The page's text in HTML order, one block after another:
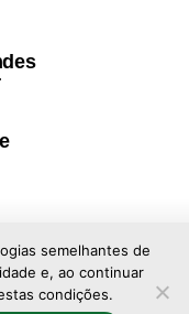
valor. Precisa
que
é possível pedir
grossenses
falta de respeito
nele foram
semelhantes de
e, ao continuar
condições.